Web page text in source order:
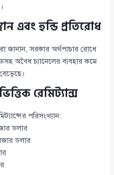
এবং হুন্ডি প্রতিরোধ
জানান, সরকার অর্থপাচার রোধে
অবৈধ চ্যানেলের ব্যবহার কমে
রেমিট্যান্স
পরিসংখ্যান:
ডলার
ডলার